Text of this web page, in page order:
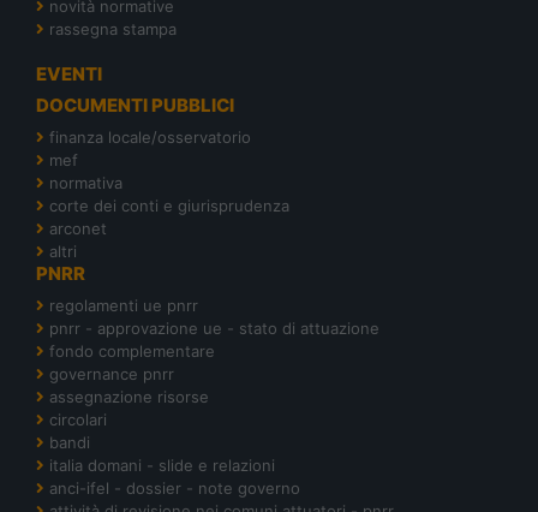
novità normative
rassegna stampa
EVENTI
DOCUMENTI PUBBLICI
finanza locale/osservatorio
mef
normativa
corte dei conti e giurisprudenza
arconet
altri
PNRR
regolamenti ue pnrr
pnrr - approvazione ue - stato di attuazione
fondo complementare
governance pnrr
assegnazione risorse
circolari
bandi
italia domani - slide e relazioni
anci-ifel - dossier - note governo